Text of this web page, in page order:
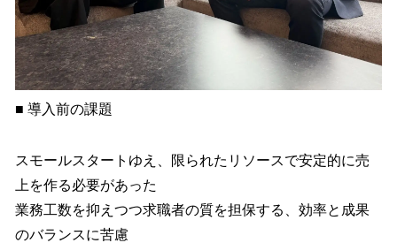
■ 導入前の課題
スモールスタートゆえ、限られたリソースで安定的に売
上を作る必要があった
業務工数を抑えつつ求職者の質を担保する、効率と成果
のバランスに苦慮